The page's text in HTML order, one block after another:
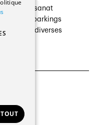
- Artisanat
et parkings
diverses
TOUT